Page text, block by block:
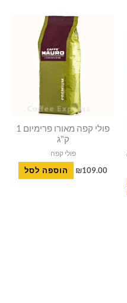
פולי קפה מאורו פרימיום 1
ק"ג
פולי קפה
₪109.00 הוספה לסל